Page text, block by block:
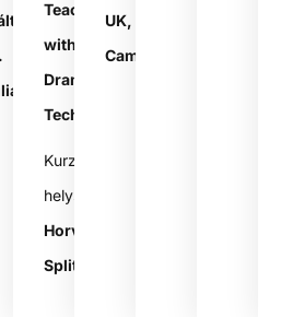
Teaching
with
Drama
Techniques
Kurzus
helyszíne:
Horvátország,
Split
UK,
Cambridge